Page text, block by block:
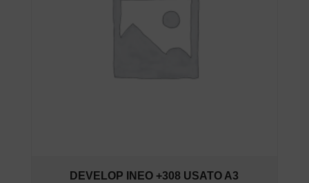
DEVELOP INEO +308 USATO A3